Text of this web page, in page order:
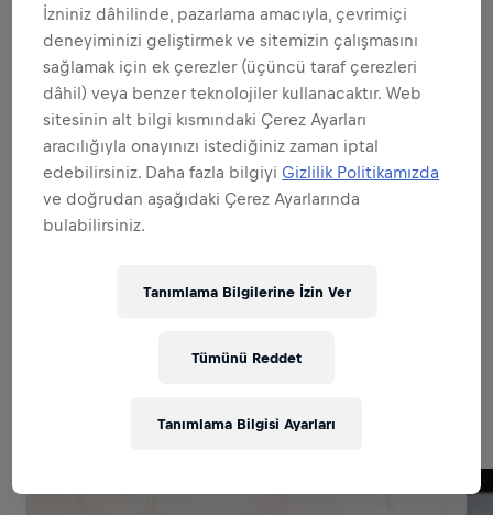
Hepsini genişlet
MARKA VE ÜRÜNÜN ELÇİSİ OLMAK
SATIŞTA UZMANLAŞMAK
İzniniz dâhilinde, pazarlama amacıyla, çevrimiçi
deneyiminizi geliştirmek ve sitemizin çalışmasını
sağlamak için ek çerezler (üçüncü taraf çerezleri
dâhil) veya benzer teknolojiler kullanacaktır. Web
sitesinin alt bilgi kısmındaki Çerez Ayarları
aracılığıyla onayınızı istediğiniz zaman iptal
edebilirsiniz. Daha fazla bilgiyi Gizlilik Politikamızda
ve doğrudan aşağıdaki Çerez Ayarlarında
bulabilirsiniz.
Tümünü Reddet
Tanımlama Bilgilerine İzin Ver
Tanımlama Bilgisi Ayarları